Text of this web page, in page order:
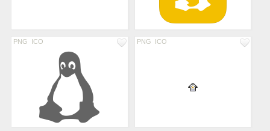
PNG ICO PNG ICO